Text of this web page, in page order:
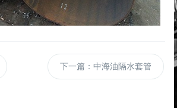
下一篇：中海油隔水套管